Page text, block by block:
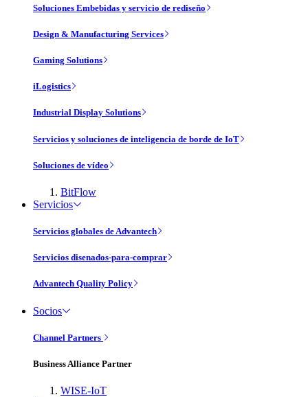
Soluciones Embebidas y servicio de rediseño
Design & Manufacturing Services
Gaming Solutions
iLogistics
Industrial Display Solutions
Servicios y soluciones de inteligencia de borde de IoT
Soluciones de vídeo
BitFlow
Servicios
Servicios globales de Advantech
Servicios disenados-para-comprar
Advantech Quality Policy
Socios
Channel Partners
Business Alliance Partner
WISE-IoT